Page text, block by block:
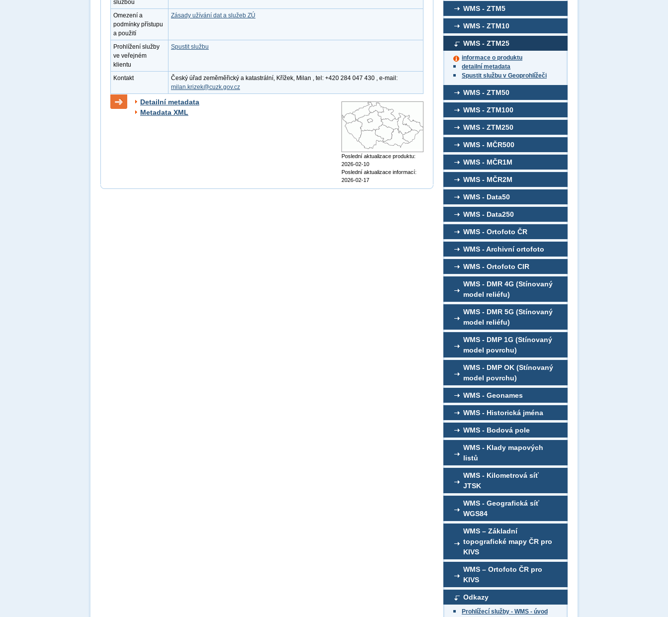
WMS - ZTM5
WMS - ZTM10
WMS - ZTM25
informace o produktu
detailní metadata
Spustit službu v Geoprohlížeči
WMS - ZTM50
WMS - ZTM100
WMS - ZTM250
WMS - MČR500
WMS - MČR1M
WMS - MČR2M
WMS - Data50
WMS - Data250
WMS - Ortofoto ČR
WMS - Archivní ortofoto
WMS - Ortofoto CIR
WMS - DMR 4G (Stínovaný
model reliéfu)
WMS - DMR 5G (Stínovaný
model reliéfu)
WMS - DMP 1G (Stínovaný
model povrchu)
WMS - DMP OK (Stínovaný
model povrchu)
WMS - Geonames
WMS - Historická jména
WMS - Bodová pole
WMS - Klady mapových
listů
WMS - Kilometrová síť
JTSK
WMS - Geografická síť
WGS84
WMS – Základní
topografické mapy ČR pro
KIVS
WMS – Ortofoto ČR pro
KIVS
Odkazy
Prohlížecí služby - WMS - úvod
službou
Omezení a
podmínky přístupu
a použití
Zásady užívání dat a služeb ZÚ
Prohlížení služby
ve veřejném
klientu
Spustit službu
Kontakt
Český úřad zeměměřický a katastrální, Křížek, Milan , tel: +420 284 047 430 , e-mail:
milan.krizek@cuzk.gov.cz
Detailní metadata
Metadata XML
Poslední aktualizace produktu:
2026-02-10
Poslední aktualizace informací:
2026-02-17